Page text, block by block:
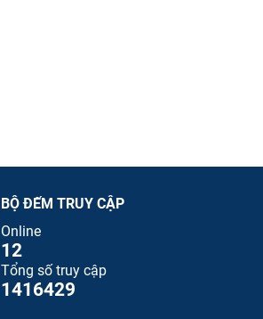
BỘ ĐẾM TRUY CẬP
Online
12
Tổng số truy cập
1416429